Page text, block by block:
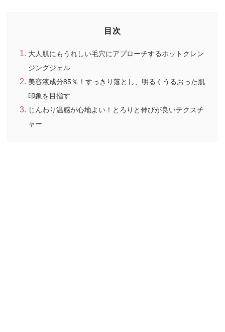
目次
大人肌にもうれしい毛穴にアプローチするホットクレン
ジングジェル
美容液成分85％！すっきり落とし、明るくうるおった肌
印象を目指す
じんわり温感が心地よい！とろりと伸びが良いテクスチ
ャー